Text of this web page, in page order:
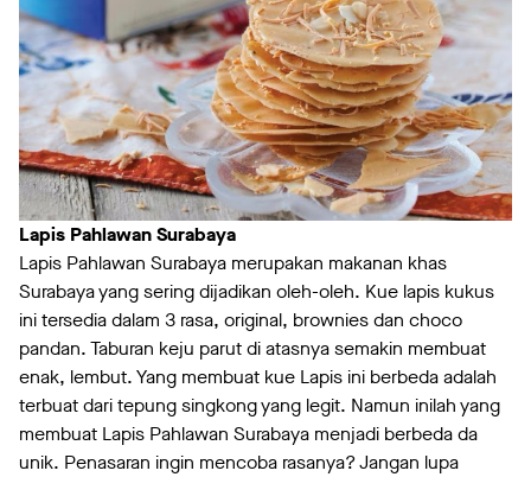
Lapis Pahlawan Surabaya
Lapis Pahlawan Surabaya merupakan makanan khas
Surabaya yang sering dijadikan oleh-oleh. Kue lapis kukus
ini tersedia dalam 3 rasa, original, brownies dan choco
pandan. Taburan keju parut di atasnya semakin membuat
enak, lembut. Yang membuat kue Lapis ini berbeda adalah
terbuat dari tepung singkong yang legit. Namun inilah yang
membuat Lapis Pahlawan Surabaya menjadi berbeda da
unik. Penasaran ingin mencoba rasanya? Jangan lupa